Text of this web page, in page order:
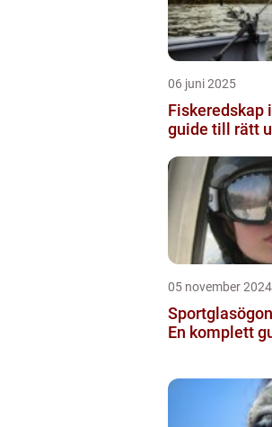
06 juni 2025
Fiskeredskap
guide till rätt
05 november 2024
En komplett